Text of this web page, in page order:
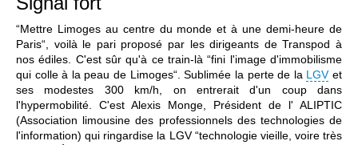
“Mettre Limoges au centre du monde et à une demi-heure de
Paris“, voilà le pari proposé par les dirigeants de Transpod à
nos édiles. C'est sûr qu'à ce train-là “fini l'image d'immobilisme
qui colle à la peau de Limoges“. Sublimée la perte de la LGVet
ses modestes 300 km/h, on entrerait d'un coup dans
l'hypermobilité. C'est Alexis Monge, Président de l' ALIPTIC
(Association limousine des professionnels des technologies de
l'information) qui ringardise la LGV “technologie vieille, voire très